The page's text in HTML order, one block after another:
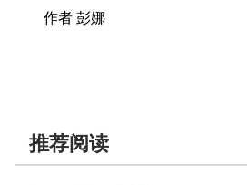
作者 彭娜
推荐阅读